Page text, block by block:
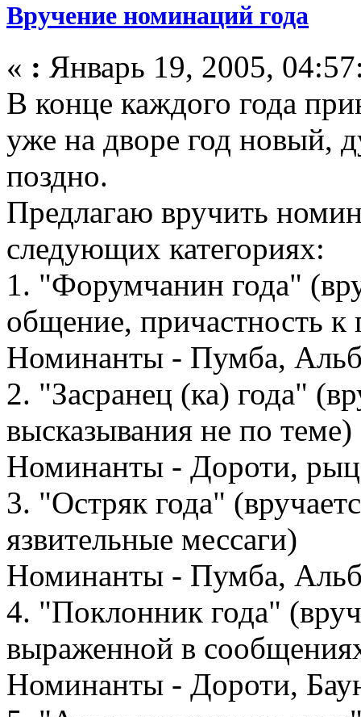
Вручение номинаций года
« : Январь 19, 2005,
В конце каждого года
уже на дворе год новый,
поздно.
Предлагаю вручить
следующих категориях:
1. "Форумчанин года"
общение, причастность
Номинанты - Пумба,
2. "Засранец (ка) года"
высказывания не по теме)
Номинанты - Дороти,
3. "Остряк года"
язвительные мессаги)
Номинанты - Пумба,
4. "Поклонник года"
выраженной в
Номинанты - Дороти,